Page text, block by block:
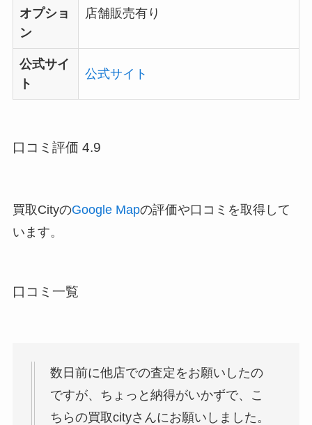
オプショ
ン
店舗販売有り
公式サイ
ト
公式サイト
口コミ評価 4.9
買取CityのGoogle Mapの評価や口コミを取得して
います。
口コミ一覧
数日前に他店での査定をお願いしたの
ですが、ちょっと納得がいかずで、こ
ちらの買取cityさんにお願いしました。